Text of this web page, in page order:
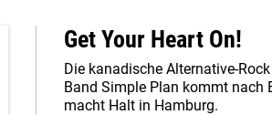
Get Your Heart On!
Die kanadische Alternative-
Band Simple Plan kommt nach
macht Halt in Hamburg.